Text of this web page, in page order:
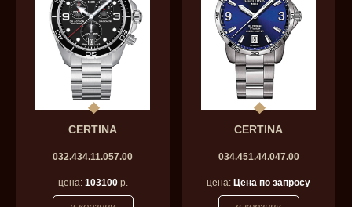
CERTINA
032.434.11.057.00
цена: 103100р.
CERTINA
034.451.44.047.00
цена:Цена по запросу